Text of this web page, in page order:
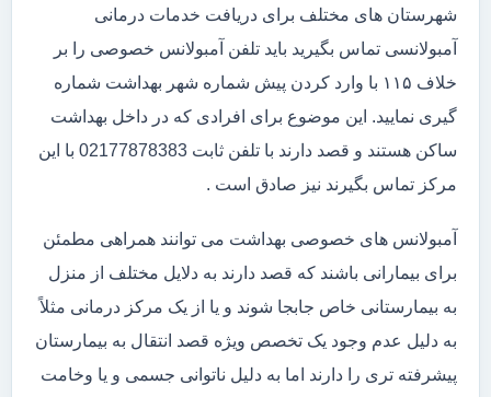
شهرستان های مختلف برای دریافت خدمات درمانی
آمبولانسی تماس بگیرید باید تلفن آمبولانس خصوصی را بر
خلاف ۱۱۵ با وارد کردن پیش شماره شهر بهداشت شماره
گیری نمایید. این موضوع برای افرادی که در داخل بهداشت
ساکن هستند و قصد دارند با تلفن ثابت 02177878383 با این
مرکز تماس بگیرند نیز صادق است .
آمبولانس های خصوصی بهداشت می توانند همراهی مطمئن
برای بیمارانی باشند که قصد دارند به دلایل مختلف از منزل
به بیمارستانی خاص جابجا شوند و یا از یک مرکز درمانی مثلاً
به دلیل عدم وجود یک تخصص ویژه قصد انتقال به بیمارستان
پیشرفته تری را دارند اما به دلیل ناتوانی جسمی و یا وخامت